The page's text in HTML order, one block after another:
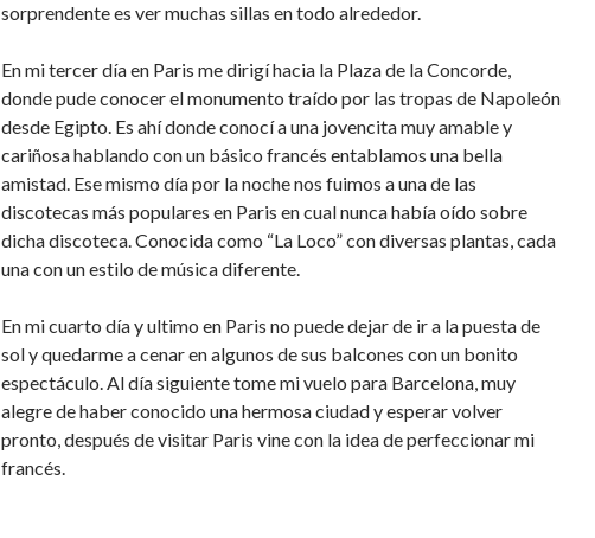
sorprendente es ver muchas sillas en todo alrededor.
En mi tercer día en Paris me dirigí hacia la Plaza de la Concorde,
donde pude conocer el monumento traído por las tropas de Napoleón
desde Egipto. Es ahí donde conocí a una jovencita muy amable y
cariñosa hablando con un básico francés entablamos una bella
amistad. Ese mismo día por la noche nos fuimos a una de las
discotecas más populares en Paris en cual nunca había oído sobre
dicha discoteca. Conocida como “La Loco” con diversas plantas, cada
una con un estilo de música diferente.
En mi cuarto día y ultimo en Paris no puede dejar de ir a la puesta de
sol y quedarme a cenar en algunos de sus balcones con un bonito
espectáculo. Al día siguiente tome mi vuelo para Barcelona, muy
alegre de haber conocido una hermosa ciudad y esperar volver
pronto, después de visitar Paris vine con la idea de perfeccionar mi
francés.